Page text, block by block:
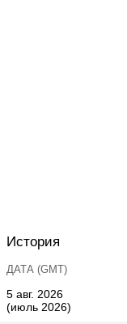
История
ДАТА (GMT)
5 авг. 2026
(июль 2026)